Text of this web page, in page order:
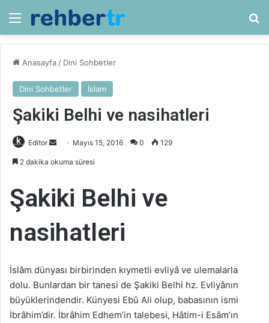
Menü
Anasayfa / Dini Sohbetler
Dini Sohbetler İslam
Şakiki Belhi ve nasihatleri
Editor
Bir
Mayıs 15, 2016 0 129
2 dakika okuma süresi
Şakiki Belhi ve
nasihatleri
İslâm dünyası birbirinden kıymetli evliyâ ve ulemalarla
dolu. Bunlardan bir tanesi de Şakiki Belhi hz. Evliyânın
büyüklerindendir. Künyesi Ebû Ali olup, babasının ismi
İbrâhim’dir. İbrâhim Edhem’in talebesi, Hâtim-i Esâm’ın